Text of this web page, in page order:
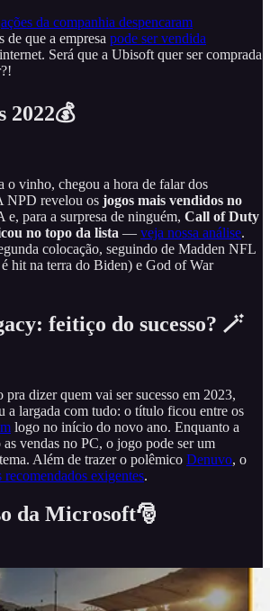
ações da companhia despencaram
de que a empresa pode ser vendida
Será que a Ubisoft quer ser comprada
2022💰
o vinho, chegou a hora de falar dos
NPD revelou os jogos mais vendidos no
e, para a surpresa de ninguém, Call of Duty
no topo da lista — veja nossa análise.
colocação, seguindo de Madden NFL
hit na terra do Biden) e God of War
feitiço do sucesso? 🪄
pra dizer quem vai ser sucesso em 2023,
a largada com tudo: o título ficou entre os
logo no início do novo ano. Enquanto a
vendas no PC, o jogo pode ser um
Além de trazer o polêmico Denuvo, o
recomendados exigentes.
da Microsoft🎅